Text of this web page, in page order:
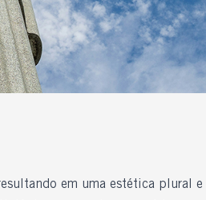
em uma estética plural e